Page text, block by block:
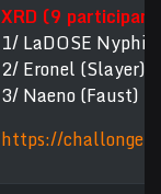
XRD (9
1/ LaDOSE
2/ Eronel (Slayer)
3/ Naeno (Faust)
https://